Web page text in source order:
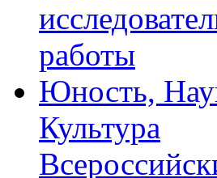
работы
Юность,
Культура